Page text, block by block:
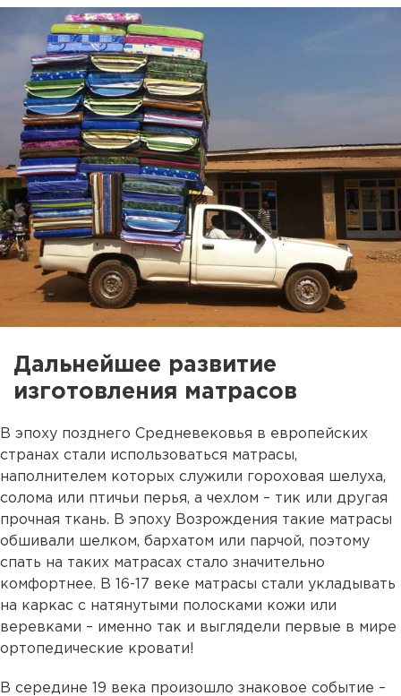
Дальнейшее развитие
изготовления матрасов
В эпоху позднего Средневековья в европейских
странах стали использоваться матрасы,
наполнителем которых служили гороховая шелуха,
солома или птичьи перья, а чехлом – тик или другая
прочная ткань. В эпоху Возрождения такие матрасы
обшивали шелком, бархатом или парчой, поэтому
спать на таких матрасах стало значительно
комфортнее. В 16-17 веке матрасы стали укладывать
на каркас с натянутыми полосками кожи или
веревками – именно так и выглядели первые в мире
ортопедические кровати!
В середине 19 века произошло знаковое событие –